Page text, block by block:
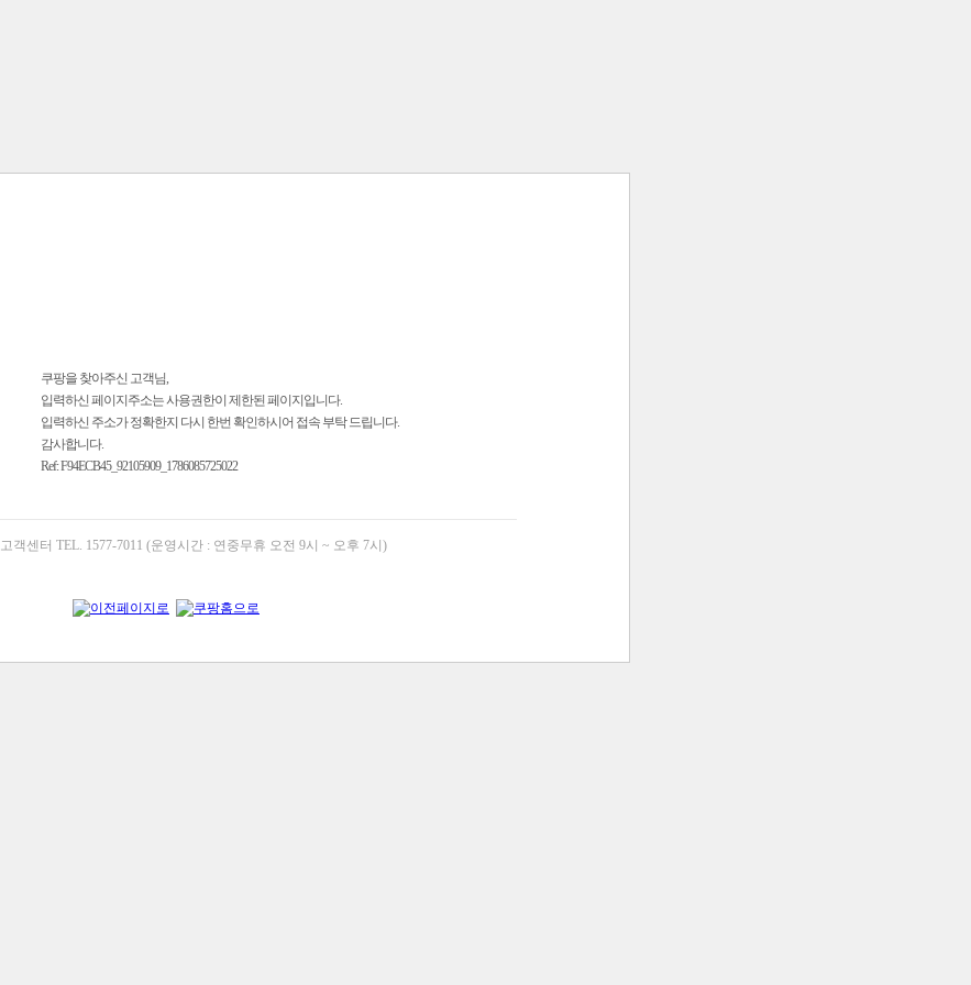
쿠팡을 찾아주신 고객님,
입력하신 페이지주소는 사용권한이 제한된 페이지입니다.
입력하신 주소가 정확한지 다시 한번 확인하시어 접속 부탁 드립니다.
감사합니다.
Ref: F94ECB45_92105909_1786085725022
고객센터 TEL. 1577-7011 (운영시간 : 연중무휴 오전 9시 ~ 오후 7시)